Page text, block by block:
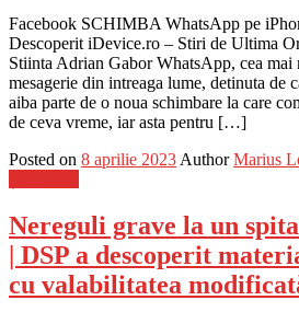
Facebook SCHIMBA WhatsApp pe
Descoperit iDevice.ro – Stiri de Ultima
Stiinta Adrian Gabor WhatsApp, cea mai
mesagerie din intreaga lume, detinuta de
aiba parte de o noua schimbare la care
de ceva vreme, iar asta pentru […]
Posted on 8 aprilie 2023 Author Marius
Nereguli grave la un
| DSP a descoperit
cu valabilitatea